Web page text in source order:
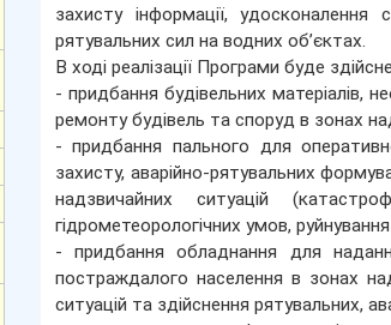
захисту інформації, удосконалення
рятувальних сил на водних об’єктах.
В ході реалізації Програми буде
- придбання будівельних матеріалів,
ремонту будівель та споруд в зонах
- придбання пального для
захисту, аварійно-рятувальних
надзвичайних ситуацій
гідрометеорологічних умов,
- придбання обладнання для
постраждалого населення в зонах
ситуацій та здійснення рятувальних,